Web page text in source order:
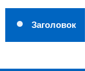
Заголовок